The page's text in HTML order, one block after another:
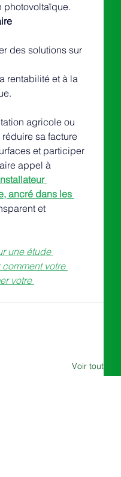
photovoltaïque.
des solutions sur
rentabilité et à la
agricole ou
réduire sa facture
et participer
appel à
ancré dans les
et
une étude
votre
votre
Voir tout